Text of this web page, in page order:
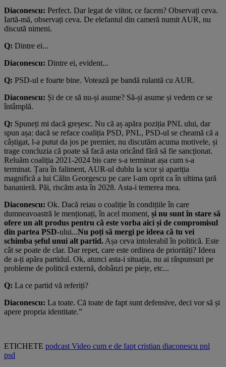
Diaconescu: Perfect. Dar legat de viitor, ce facem? Observați ceva.
Iartă-mă, observați ceva. De elefantul din cameră numit AUR, nu
discută nimeni.
Q: Dintre ei...
Diaconescu: Dintre ei, evident...
Q: PSD-ul e foarte bine. Votează pe bandă rulantă cu AUR.
Diaconescu: Și de ce să nu-și asume? Să-și asume și vedem ce se
întâmplă.
Q: Spuneți mi dacă greșesc. Nu că aș apăra poziția PNL ului, dar
spun așa: dacă se reface coaliția PSD, PNL, PSD-ul se cheamă că a
câștigat, l-a putut da jos pe premier, nu discutăm acuma motivele, și
trage concluzia că poate să facă asta oricând fără să fie sancționat.
Reluăm coaliția 2021-2024 bis care s-a terminat așa cum s-a
terminat. Țara în faliment, AUR-ul dublu la scor și apariția
magnifică a lui Călin Georgescu pe care l-am oprit ca în ultima țară
bananieră. Păi, riscăm asta în 2028. Asta-i temerea mea.
Diaconescu: Ok. Dacă reiau o coaliție în condițiile în care
dumneavoastră le menționați, în acel moment, și nu sunt în stare să
ofere un alt produs pentru că este vorba aici și de compromisul
din partea PSD-ului...Nu poți să mergi pe ideea că tu vei
schimba șeful unui alt partid. Așa ceva intolerabil în politică. Este
cât se poate de clar. Dar repet, care este ordinea de priorități? Ideea
de a-ți apăra partidul. Ok, atunci asta-i situația, nu ai răspunsuri pe
probleme de politică externă, dobânzi pe piețe, etc...
Q: La ce partid vă referiți?
Diaconescu: La toate. Că toate de fapt sunt defensive, deci vor să și
apere propria identitate.”
ETICHETE podcast Video cum e de fapt cristian diaconescu pnl
psd